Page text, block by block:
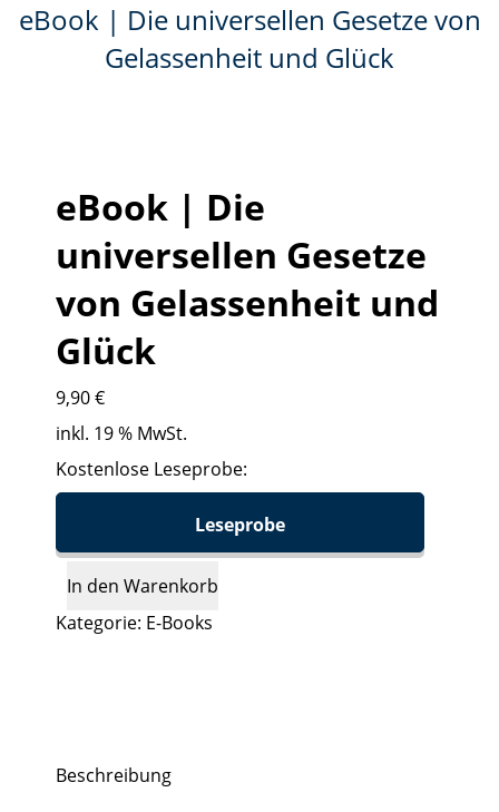
eBook | Die universellen Gesetze von
Gelassenheit und Glück
eBook | Die
universellen Gesetze
von Gelassenheit und
Glück
9,90€
inkl. 19 % MwSt.
Kostenlose Leseprobe:
Leseprobe
In den Warenkorb
Kategorie: E-Books
Beschreibung